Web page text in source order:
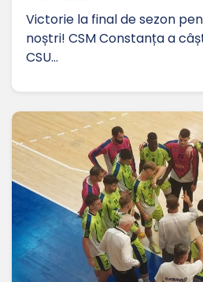
Victorie la final de sezon
noștri! CSM Constanța a
CSU…